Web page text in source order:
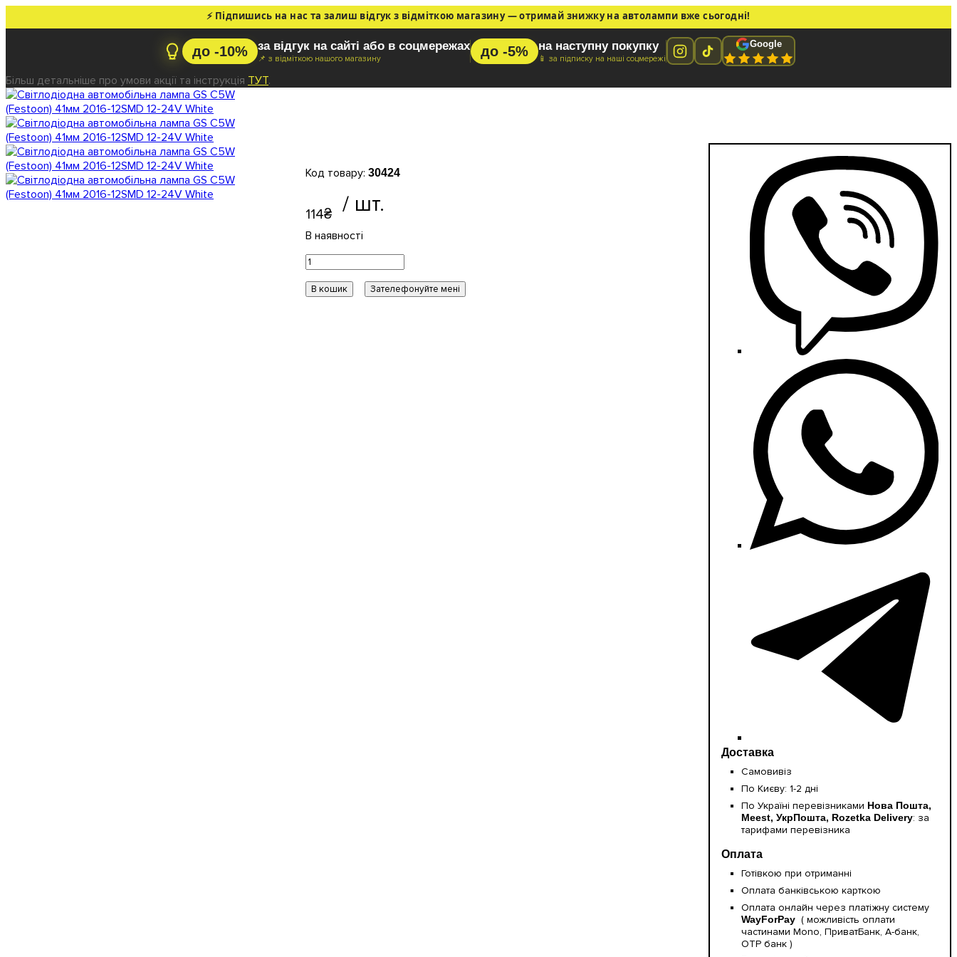
⚡ Підпишись на нас та залиш відгук з відміткою магазину — отримай знижку на автолампи вже сьогодні!
до -10% за відгук на сайті або в соцмережах
📌 з відміткою нашого магазину до -5% на наступну покупку
📱 за підписку на наші соцмережі
Google
Більш детальніше про умови акції та інструкція ТУТ.
30424
114₴
В кошик Зателефонуйте мені
Доставка
Самовивіз
По Києву: 1-2 дні
По Україні перевізниками Нова Пошта,
Meest, УкрПошта, Rozetka Delivery: за
тарифами перевізника
Оплата
Готівкою при отриманні
Оплата банківською карткою
Оплата онлайн через платіжну систему
WayForPay ( можливість оплати
частинами Mono, ПриватБанк, А-банк,
OTP банк )